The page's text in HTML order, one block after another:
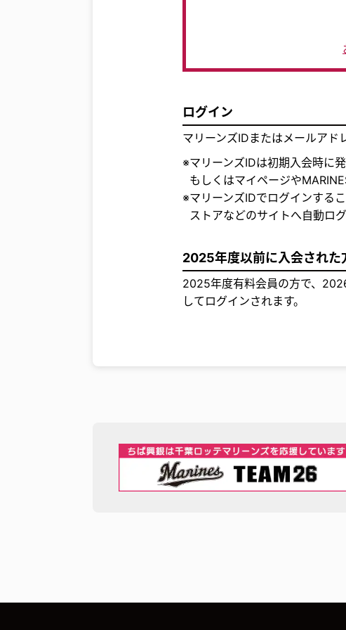
ログイン
マリーンズIDまたはメールアド
※マリーンズIDは初期入会時に
もしくはマイページや
※マリーンズIDでログインする
ストアなどのサイトへ自動ログ
2025年度以前に入会された
2025年度有料会員の方で、
してログインされます。